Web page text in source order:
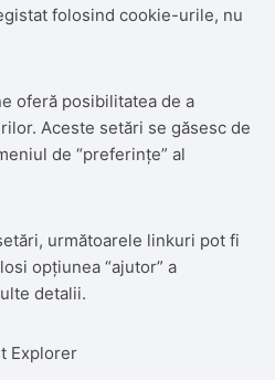
folosind cookie-urile, nu
oferă posibilitatea de a
Aceste setări se găsesc de
de “preferințe” al
următoarele linkuri pot fi
opțiunea “ajutor” a
detalii.
Explorer